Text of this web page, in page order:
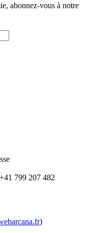
abonnez-vous à notre
799 207 482
)